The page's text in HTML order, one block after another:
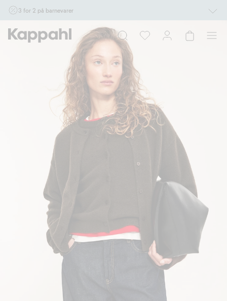
3 for 2 på barnevarer
17/8 i butikk & online for deg som er eller blir medlem. Kan ikke kombineres med
andre tilbud eller rabatter.
Handle nå